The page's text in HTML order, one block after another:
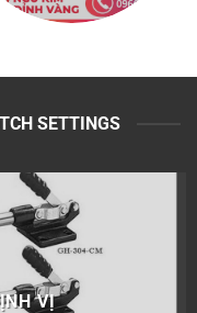
SETTINGS
VỊ